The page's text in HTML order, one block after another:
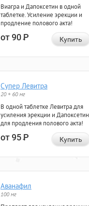
Виагра и Дапоксетин в одной
таблетке. Усиление эрекции и
продление полового акта!
от 90Р Купить
Супер Левитра
20 + 60 мг
В одной таблетке Левитра для
усиления эрекции и Дапоксетин
для продления полового акта!
от 95Р Купить
Аванафил
100 мг